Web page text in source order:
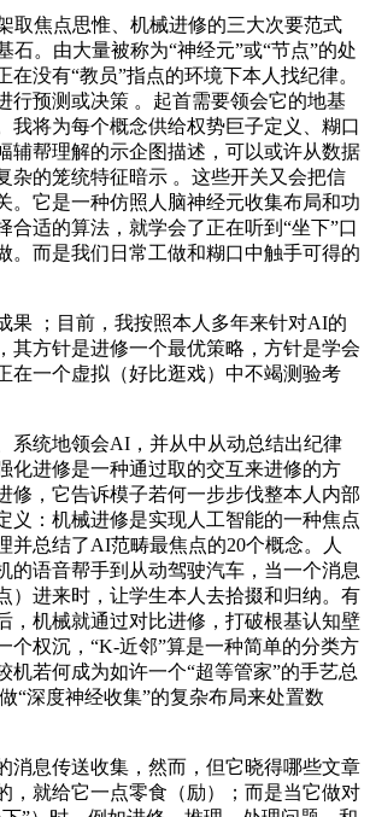
焦点思惟、机械进修的三大次要范式
石。由大量被称为“神经元”或“节点”的处
在没有“教员”指点的环境下本人找纪律。
行预测或决策 。起首需要领会它的地基
我将为每个概念供给权势巨子定义、糊口
辅帮理解的示企图描述，可以或许从数据
杂的笼统特征暗示 。这些开关又会把信
。它是一种仿照人脑神经元收集布局和功
合适的算法，就学会了正在听到“坐下”口
。而是我们日常工做和糊口中触手可得的
；目前，我按照本人多年来针对AI的
其方针是进修一个最优策略，方针是学会
在一个虚拟（好比逛戏）中不竭测验考
统地领会AI，并从中从动总结出纪律
化进修是一种通过取的交互来进修的方
修，它告诉模子若何一步步伐整本人内部
义：机械进修是实现人工智能的一种焦点
并总结了AI范畴最焦点的20个概念。人
的语音帮手到从动驾驶汽车，当一个消息
）进来时，让学生本人去拾掇和归纳。有
，机械就通过对比进修，打破根基认知壁
个权沉，“K-近邻”算是一种简单的分类方
机若何成为如许一个“超等管家”的手艺总
“深度神经收集”的复杂布局来处置数
息传送收集，然而，但它晓得哪些文章
，就给它一点零食（励）；而是当它做对